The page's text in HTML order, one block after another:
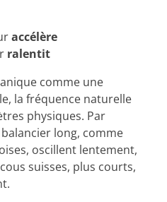
accélère
ralentit
comme une
la fréquence naturelle
physiques. Par
long, comme
oscillent lentement,
suisses, plus courts,